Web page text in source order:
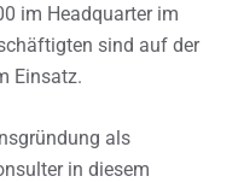
im Headquarter im
sind auf der
Einsatz.
als
in diesem